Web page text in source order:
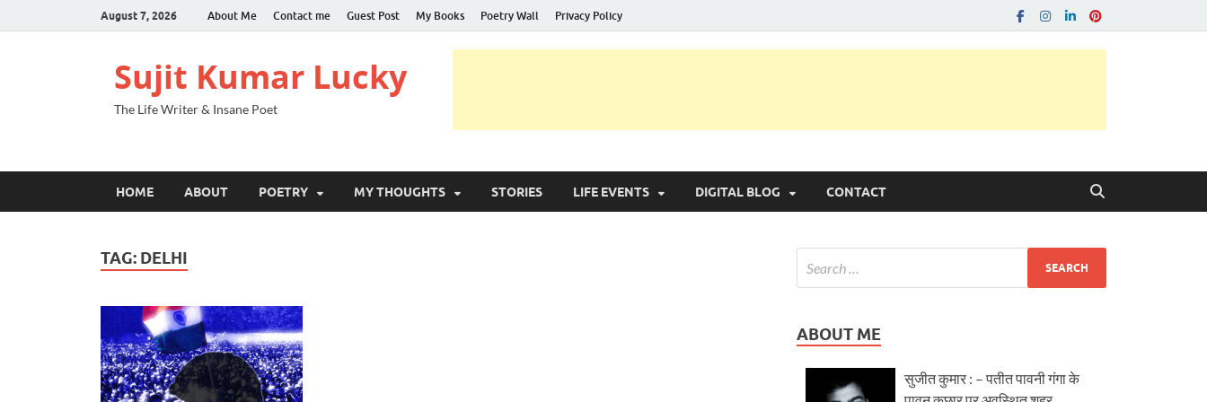
August 7, 2026 About Me Contact me Guest Post My Books Poetry Wall Privacy Policy
Sujit Kumar Lucky
The Life Writer & Insane Poet
HOME ABOUT POETRY MY THOUGHTS STORIES LIFE EVENTS DIGITAL BLOG CONTACT
TAG: DELHI
ABOUT ME
सुजीत कुमार : – पतीत पावनी गंगा के